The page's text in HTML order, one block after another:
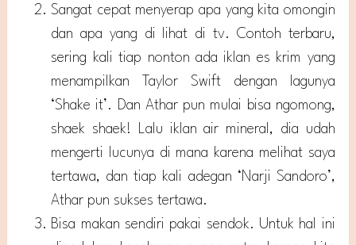
Sangat cepat menyerap apa yang kita omongin
dan apa yang di lihat di tv. Contoh terbaru,
sering kali tiap nonton ada iklan es krim yang
menampilkan Taylor Swift dengan lagunya
‘Shake it’. Dan Athar pun mulai bisa ngomong,
shaek shaek! Lalu iklan air mineral, dia udah
mengerti lucunya di mana karena melihat saya
tertawa, dan tiap kali adegan ‘Narji Sandoro’,
Athar pun sukses tertawa.
Bisa makan sendiri pakai sendok. Untuk hal ini